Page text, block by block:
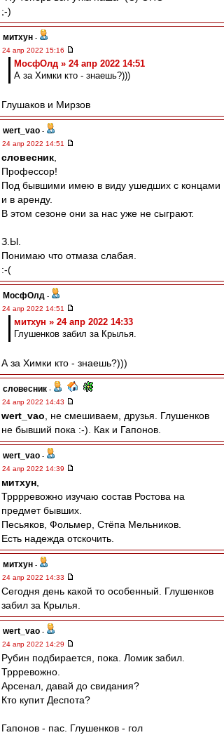
;-)
митхун -
24 апр 2022 15:16
МосфОлд » 24 апр 2022 14:51
А за Химки кто - знаешь?)))
Глушаков и Мирзов
wert_vao -
24 апр 2022 14:51
словесник
Профессор!
Под бывшими имею в виду ушедших с концами
и в аренду.
В этом сезоне они за нас уже не сыграют.
З.Ы.
Понимаю что отмаза слабая.
:-(
МосфОлд -
24 апр 2022 14:51
митхун » 24 апр 2022 14:33
Глушенков забил за Крылья.
А за Химки кто - знаешь?)))
словесник -
24 апр 2022 14:43
wert_vao , не смешиваем, друзья. Глушенков
не бывший пока :-). Как и Гапонов.
wert_vao -
24 апр 2022 14:39
митхун
Трррревожно изучаю состав Ростова на
предмет бывших.
Песьяков, Фольмер, Стёпа Мельников.
Есть надежда отскочить.
митхун -
24 апр 2022 14:33
Сегодня день какой то особенный. Глушенков
забил за Крылья.
wert_vao -
24 апр 2022 14:29
Рубин подбирается, пока. Ломик забил.
Тррревожно.
Арсенал, давай до свидания?
Кто купит Деспота?
Гапонов - пас. Глушенков - гол